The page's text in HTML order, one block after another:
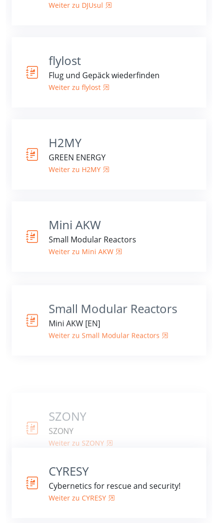
Weiter zu DJUsul
flylost
Flug und Gepäck wiederfinden
Weiter zu flylost
H2MY
GREEN ENERGY
Weiter zu H2MY
Mini AKW
Small Modular Reactors
Weiter zu Mini AKW
Small Modular Reactors
Mini AKW [EN]
Weiter zu Small Modular Reactors
Weiter zu SZONY
CYRESY
Cybernetics for rescue and security!
Weiter zu CYRESY